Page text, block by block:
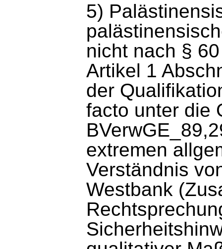
5)
nicht nach §
Artikel 1
der
facto unter die
extremen
Verständnis
Westbank